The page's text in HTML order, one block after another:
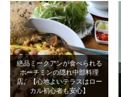
絶品ミークアンが食べられる
ホーチミンの隠れ中部料理
店。【心地よいテラスはロー
カル初心者も安心】